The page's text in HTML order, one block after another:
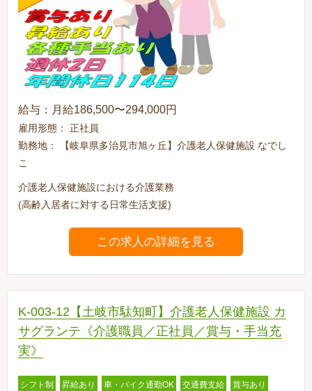
給与：月給186,500〜294,000円
雇用形態： 正社員
勤務地： 【岐阜県多治見市旭ヶ丘】介護老人保健施設 なでし
こ
介護老人保健施設における介護業務
(高齢入居者に対する日常生活支援)
この求人の詳細を見る
K-003-12【土岐市駄知町】介護老人保健施設 カ
サグランテ《介護職員／正社員／賞与・手当充
実》
シフト制 昇給あり 車・バイク通勤OK 交通費支給 賞与あり